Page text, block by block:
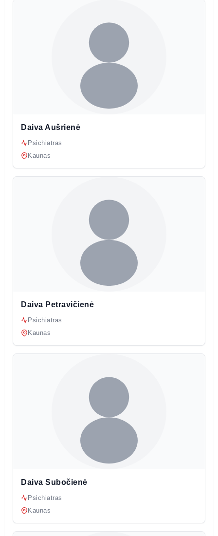
Daiva Aušrienė
Psichiatras
Kaunas
Daiva Petravičienė
Psichiatras
Kaunas
Daiva Subočienė
Psichiatras
Kaunas